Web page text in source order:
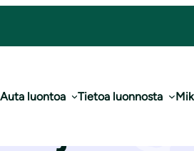
Auta luontoa Tietoa luonnosta
rooliin Euroopan ym­pä­ris­tö­toi­mis­to EEB:ssä